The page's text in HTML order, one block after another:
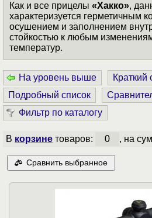
Как и все прицелы «Хакко»,
характеризуется герметичным
осушением и заполнением
стойкостью к любым
температур.
На уровень выше
Краткий
Подробный список
Фильтр по каталогу
В корзинетоваров: 0 , на
Сравнить выбранное